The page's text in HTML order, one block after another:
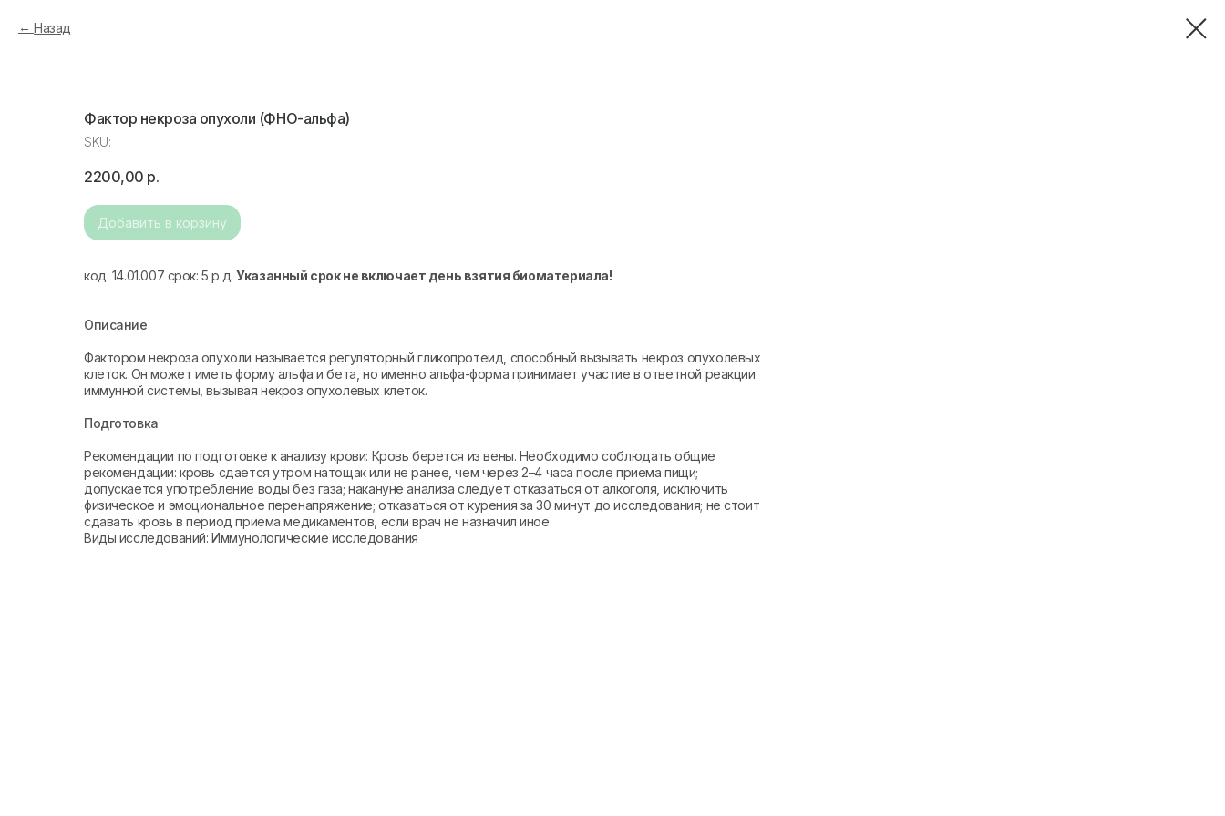
Назад
Фактор некроза опухоли (ФНО-альфа)
SKU:
2200,00 р.
Добавить в корзину
код: 14.01.007 срок: 5 р.д.Указанный срок не включает день взятия биоматериала!
Описание
Фактором некроза опухоли называется регуляторный гликопротеид, способный вызывать некроз опухолевых
клеток. Он может иметь форму альфа и бета, но именно альфа-форма принимает участие в ответной реакции
иммунной системы, вызывая некроз опухолевых клеток.
Подготовка
Рекомендации по подготовке к анализу крови: Кровь берется из вены. Необходимо соблюдать общие
рекомендации: кровь сдается утром натощак или не ранее, чем через 2–4 часа после приема пищи;
допускается употребление воды без газа; накануне анализа следует отказаться от алкоголя, исключить
физическое и эмоциональное перенапряжение; отказаться от курения за 30 минут до исследования; не стоит
сдавать кровь в период приема медикаментов, если врач не назначил иное.
Виды исследований: Иммунологические исследования